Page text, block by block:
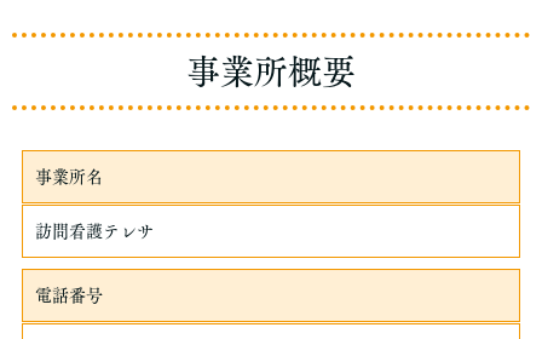
事業所概要
事業所名
訪問看護テレサ
電話番号